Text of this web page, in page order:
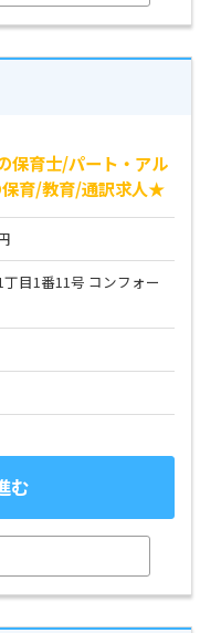
保育士/パート・アル
育/教育/通訳求人★
目1番11号 コンフォー
む